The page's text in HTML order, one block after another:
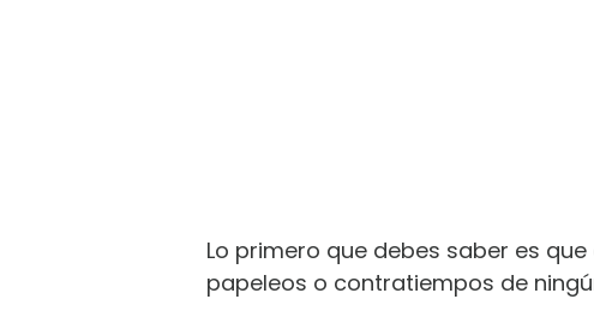
Lo primero que debes saber es
papeleos o contratiempos de